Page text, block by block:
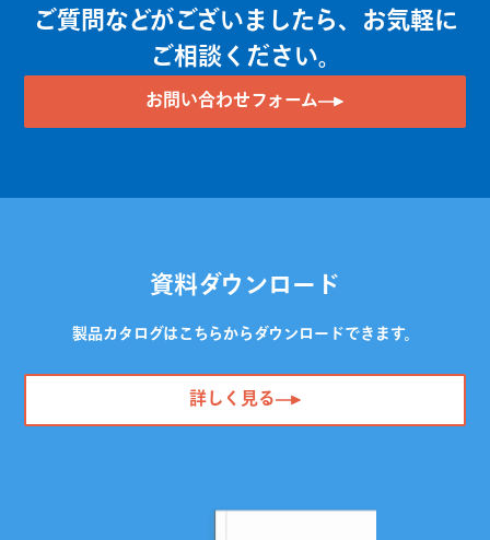
ご質問などがございましたら、お気軽に
ご相談ください。
お問い合わせフォーム
資料ダウンロード
製品カタログはこちらからダウンロードできます。
詳しく見る